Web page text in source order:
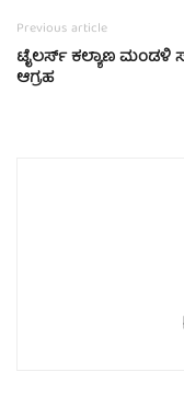
Previous article
ಟೈಲರ್ಸ್ ಕಲ್ಯಾಣ ಮಂಡಳಿ
ಆಗ್ರಹ